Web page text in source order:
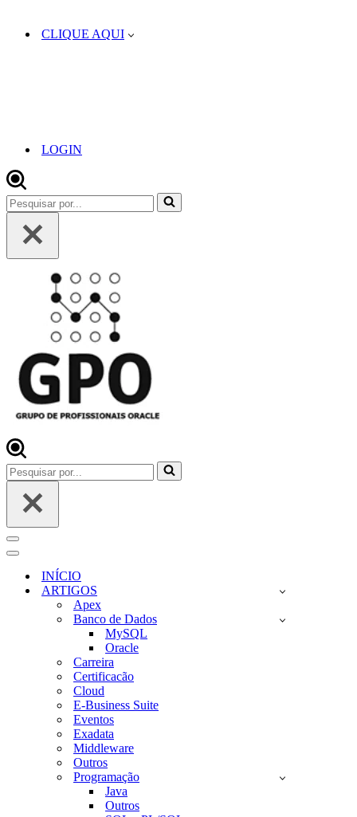
CLIQUE AQUI
LOGIN
Pesquisar
por...
Pesquisar
por...
Menu
de
navegação
Menu
navegaçãoINÍCIO
ARTIGOS
Apex
Banco de Dados
MySQL
Oracle
Carreira
Certificacão
Cloud
E-Business Suite
Eventos
Exadata
Middleware
Outros
Programação
Java
Outros